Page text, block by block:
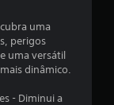
a
l
uma
perigos
uma versátil
dinâmico.
- Diminui a